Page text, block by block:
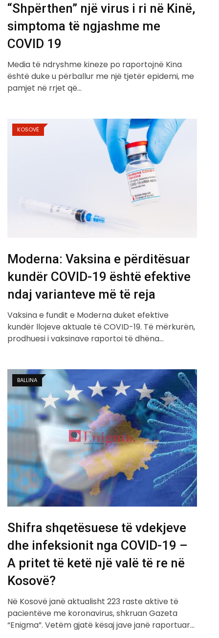
“Shpërthen” një virus i ri në Kinë,
simptoma të ngjashme me
COVID 19
Media të ndryshme kineze po raportojnë Kina
është duke u përballur me një tjetër epidemi, me
pamjet në rrjet që…
KOSOVË
Moderna: Vaksina e përditësuar
kundër COVID-19 është efektive
ndaj varianteve më të reja
Vaksina e fundit e Moderna duket efektive
kundër llojeve aktuale të COVID-19. Të mërkurën,
prodhuesi i vaksinave raportoi të dhëna…
BALLINA
Shifra shqetësuese të vdekjeve
dhe infeksionit nga COVID-19 –
A pritet të ketë një valë të re në
Kosovë?
Në Kosovë janë aktualisht 223 raste aktive të
pacientëve me koronavirus, shkruan Gazeta
“Enigma”. Vetëm gjatë kësaj jave janë raportuar…